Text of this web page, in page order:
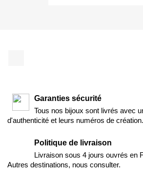
Garanties sécurité
Tous nos bijoux sont livrés avec
d'authenticité et leurs numéros de
Politique de livraison
Livraison sous 4 jours ouvrés en
Autres destinations, nous consulter.